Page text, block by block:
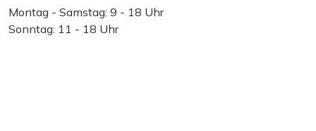
Montag - Samstag: 9 - 18 Uhr
Sonntag: 11 - 18 Uhr